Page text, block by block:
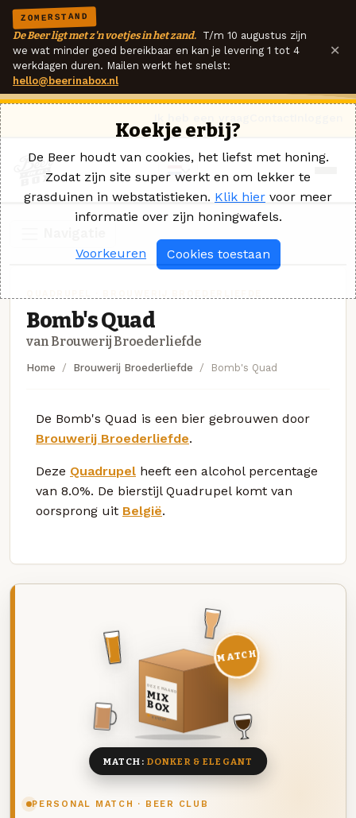
ZOMERSTAND
De Beer ligt met z'n voetjes in het zand. T/m 10 augustus zijn
we wat minder goed bereikbaar en kan je levering 1 tot 4
werkdagen duren. Mailen werkt het snelst:
hello@beerinabox.nl
×
Bomb's Quad
van Brouwerij Broederliefde
Home Brouwerij Broederliefde Bomb's Quad
De Bomb's Quad is een bier gebrouwen door
Brouwerij Broederliefde.
Deze Quadrupel heeft een alcohol percentage
van 8.0%. De bierstijl Quadrupel komt van
oorsprong uit België.
PERSONAL MATCH · BEER CLUB
DEZE MAAND
MIX
BOX
8 BIEREN
MATCH
MATCH: DONKER & ELEGANT
Koekje erbij?
De Beer houdt van cookies, het liefst met honing.
Zodat zijn site super werkt en om lekker te
grasduinen in webstatistieken. Klik hier voor meer
informatie over zijn honingwafels.
Voorkeuren Cookies toestaan